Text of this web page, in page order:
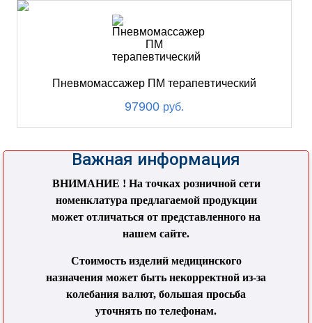
Пневмомассажер ПМ терапевтический
97900 руб.
Важная информация
ВНИМАНИЕ ! На точках розничной сети
номенклатура предлагаемой продукции
может отличаться от представленного на
нашем сайте.
Стоимость изделий медицинского
назначения может быть некорректной из-за
колебания валют, большая просьба
уточнять по телефонам.